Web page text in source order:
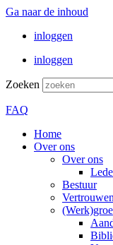
Ga naar de inhoud
inloggen
inloggen
Zoeken
FAQ
Home
Over ons
Over ons
Bestuur